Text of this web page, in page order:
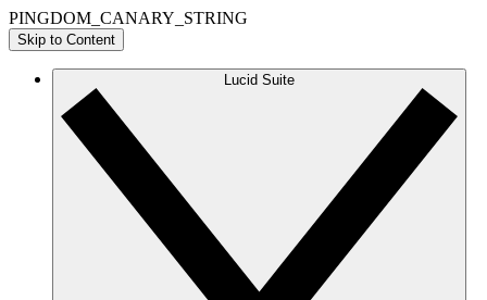
PINGDOM_CANARY_STRING
Skip to Content
Lucid Suite